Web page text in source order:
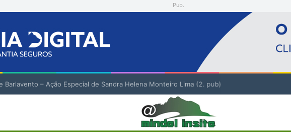
Pub.
Barlavento – Ação Especial de Sandra Helena Monteiro Lima (2. pub)